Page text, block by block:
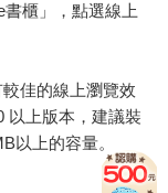
櫃」，點選線上
佳的線上瀏覽效
以上版本，建議裝
以上的容量。